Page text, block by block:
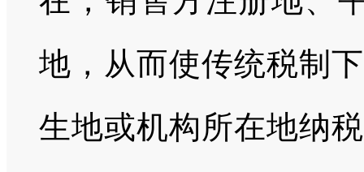
地，从而使传统税制
生地或机构所在地纳